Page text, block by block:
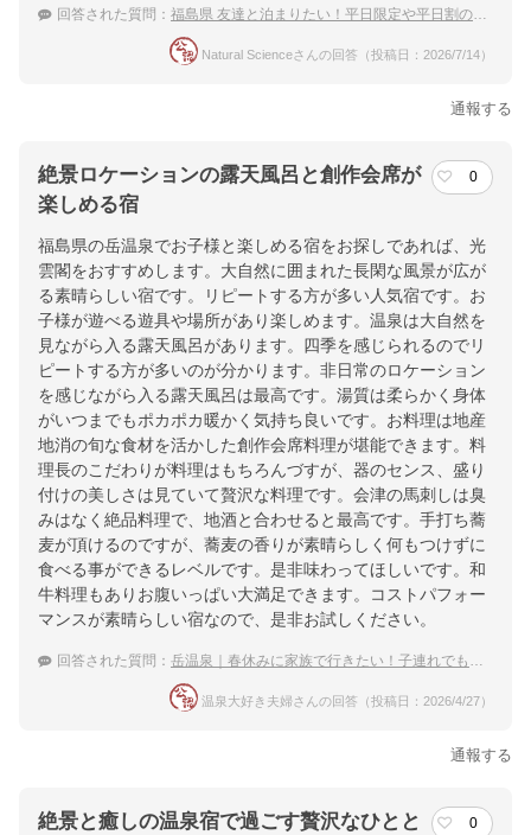
ホテル詳細を詳しく見る
回答された質問： 福島県 友達と泊まりたい！平日限定や平日割のあるおすすめ温泉宿
Natural Scienceさんの回答（投稿日：2026/7/14）
通報する
絶景ロケーションの露天風呂と創作会席が
楽しめる宿
0
福島県の岳温泉でお子様と楽しめる宿をお探しであれば、光
雲閣をおすすめします。大自然に囲まれた長閑な風景が広が
る素晴らしい宿です。リピートする方が多い人気宿です。お
子様が遊べる遊具や場所があり楽しめます。温泉は大自然を
見ながら入る露天風呂があります。四季を感じられるのでリ
ピートする方が多いのが分かります。非日常のロケーション
を感じながら入る露天風呂は最高です。湯質は柔らかく身体
がいつまでもポカポカ暖かく気持ち良いです。お料理は地産
地消の旬な食材を活かした創作会席料理が堪能できます。料
理長のこだわりが料理はもちろんづすが、器のセンス、盛り
付けの美しさは見ていて贅沢な料理です。会津の馬刺しは臭
みはなく絶品料理で、地酒と合わせると最高です。手打ち蕎
麦が頂けるのですが、蕎麦の香りが素晴らしく何もつけずに
食べる事ができるレベルです。是非味わってほしいです。和
牛料理もありお腹いっぱい大満足できます。コストパフォー
マンスが素晴らしい宿なので、是非お試しください。
回答された質問： 岳温泉｜春休みに家族で行きたい！子連れでも安心な宿のおすすめは？
温泉大好き夫婦さんの回答（投稿日：2026/4/27）
通報する
絶景と癒しの温泉宿で過ごす贅沢なひとと
0